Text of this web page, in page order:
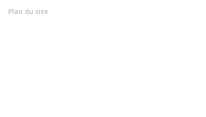
Plan du site